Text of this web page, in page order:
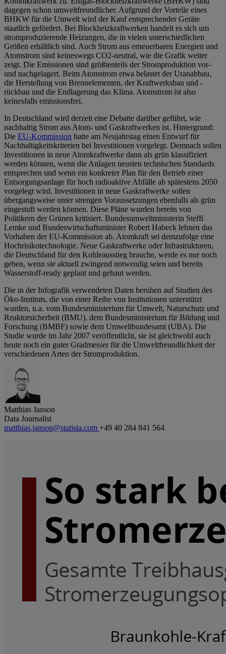
dagegen schon umweltfreundlicher. Aufgrund der Vorteile eines
BHKW für die Umwelt wird der Kauf entsprechender Geräte
staatlich gefördert. Bei Blockheizkraftwerken handelt es sich um
stromproduzierende Heizungen, die in vielen unterschiedlichen
Größen erhältlich sind. Auch Strom aus erneuerbaren Energien und
Atomstrom sind keineswegs CO2-neutral, wie die Grafik weiter
zeigt. Die Emissionen sind größtenteils der Stromproduktion vor-
und nachgelagert. Beim Atomstrom etwa belastet der Uranabbau,
die Herstellung von Brennelementen, der Kraftwerksbau und -
rückbau und die Endlagerung das Klima. Atomstrom ist also
keinesfalls emissionsfrei.
In Deutschland wird derzeit eine Debatte darüber geführt, wie
nachhaltig Strom aus Atom- und Gaskraftwerken ist. Hintergrund:
Die EU-Kommission hatte am Neujahrstag einen Entwurf für
Nachhaltigkeitskriterien bei Investitionen vorgelegt. Demnach sollen
Investitionen in neue Atomkraftwerke dann als grün klassifiziert
werden können, wenn die Anlagen neusten technischen Standards
entsprechen und wenn ein konkreter Plan für den Betrieb einer
Entsorgungsanlage für hoch radioaktive Abfälle ab spätestens 2050
vorgelegt wird. Investitionen in neue Gaskraftwerke sollen
übergangsweise unter strengen Voraussetzungen ebenfalls als grün
eingestuft werden können. Diese Pläne wurden bereits von
Politikern der Grünen kritisiert. Bundesumweltministerin Steffi
Lemke und Bundeswirtschaftsminister Robert Habeck lehnen das
Vorhaben der EU-Kommission ab. Atomkraft sei demzufolge eine
Hochrisikotechnologie. Neue Gaskraftwerke oder Infrastrukturen,
die Deutschland für den Kohleausstieg brauche, werde es nur noch
geben, wenn sie aktuell zwingend notwendig seien und bereits
Wasserstoff-ready geplant und gebaut werden.
Die in der Infografik verwendeten Daten beruhen auf Studien des
Öko-Instituts, die von einer Reihe von Institutionen unterstützt
wurden, u.a. vom Bundesministerium für Umwelt, Naturschutz und
Reaktorsicherheit (BMU), dem Bundesministerium für Bildung und
Forschung (BMBF) sowie dem Umweltbundesamt (UBA). Die
Studie wurde im Jahr 2007 veröffentlicht, sie ist gleichwohl auch
heute noch ein guter Gradmesser für die Umweltfreundlichkeit der
verschiedenen Arten der Stromproduktion.
Matthias Janson
Data Journalist
matthias.janson@statista.com +49 40 284 841 564